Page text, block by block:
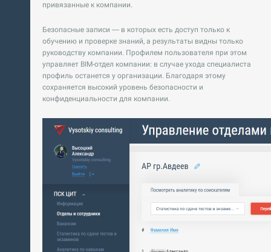
привязанные к компании.
Безопасные записи — в которых есть доступ только к
обучению и проверке знаний, а результаты видны только
руководству компании. Профилем пользователя при этом
управляет BIM-отдел компании: в случае ухода специалиста
профиль останется у организации. Благодаря этому
сохраняется высокий уровень безопасности и
конфиденциальности для компании.